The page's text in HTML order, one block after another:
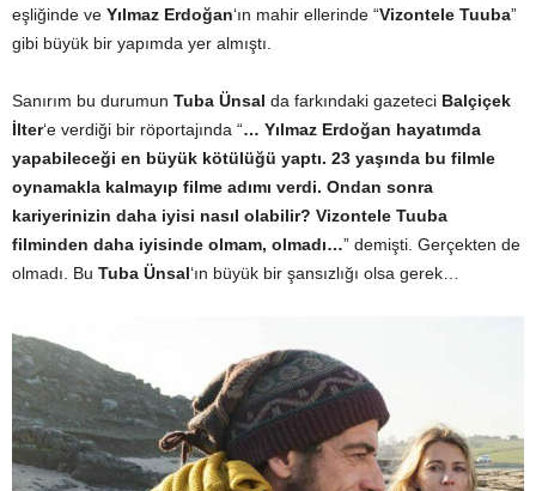
eşliğinde ve Yılmaz Erdoğan‘ın mahir ellerinde “Vizontele Tuuba”
gibi büyük bir yapımda yer almıştı.
Sanırım bu durumun Tuba Ünsal da farkındaki gazeteci Balçiçek
İlter‘e verdiği bir röportajında “… Yılmaz Erdoğan hayatımda
yapabileceği en büyük kötülüğü yaptı. 23 yaşında bu filmle
oynamakla kalmayıp filme adımı verdi. Ondan sonra
kariyerinizin daha iyisi nasıl olabilir? Vizontele Tuuba
filminden daha iyisinde olmam, olmadı…” demişti. Gerçekten de
olmadı. Bu Tuba Ünsal‘ın büyük bir şansızlığı olsa gerek…